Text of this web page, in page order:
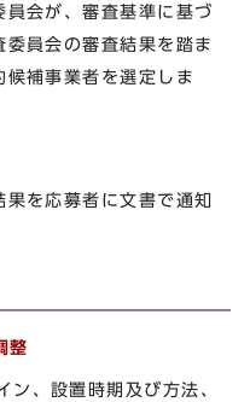
会が、審査基準に基づ
員会の審査結果を踏ま
候補事業者を選定しま
を応募者に文書で通知
整
、設置時期及び方法、